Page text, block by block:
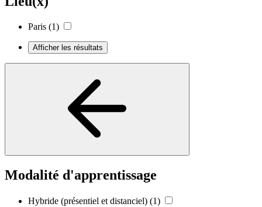
Paris (1)
Afficher les résultats
Modalité d'apprentissage
Hybride (présentiel et distanciel) (1)